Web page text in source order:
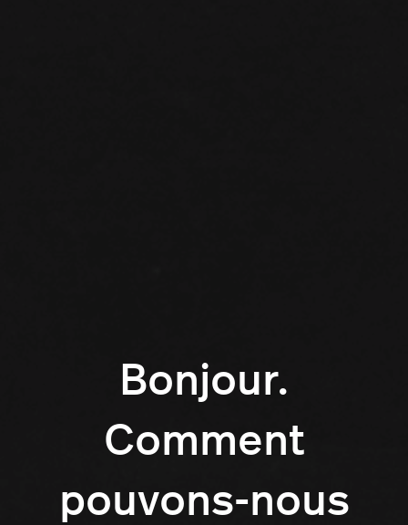
Bonjour.
Comment
pouvons-nous